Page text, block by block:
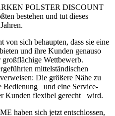
POLSTER DISCOUNT
bestehen und tut dieses
sich behaupten, dass sie eine
und ihre Kunden genauso
Wettbewerb.
mittelständischen
Die größere Nähe zu
Bedienung und eine Service-
Kunden flexibel gerecht wird.
haben sich jetzt entschlossen,